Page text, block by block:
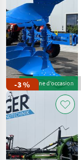
-3 %Machine d’occasion